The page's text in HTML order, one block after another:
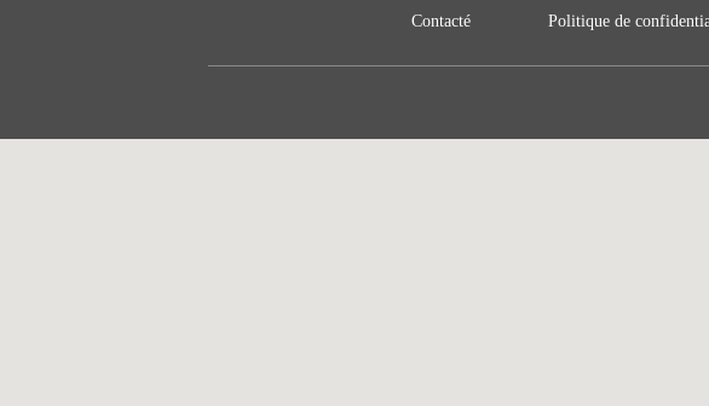
Contacté Politique de